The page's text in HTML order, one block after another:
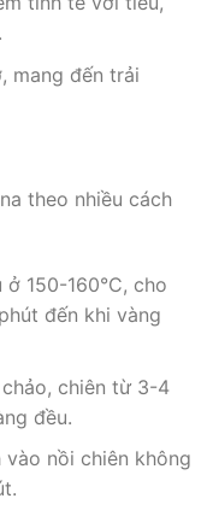
mang đến trải
theo nhiều cách
150-160°C, cho
đến khi vàng
chiên từ 3-4
đều.
nồi chiên không